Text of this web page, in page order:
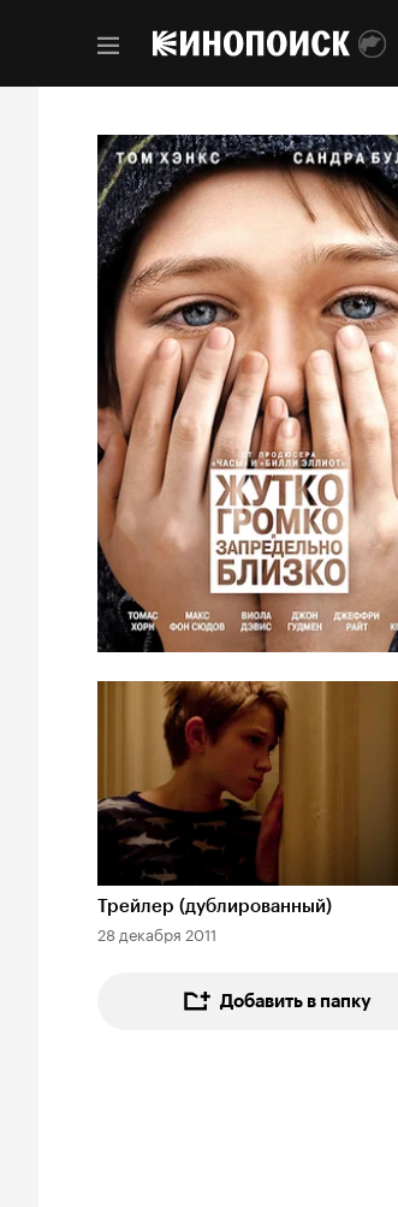
Длительность 2 мин
Трейлер (дублированный)
28 декабря 2011
Добавить в папку